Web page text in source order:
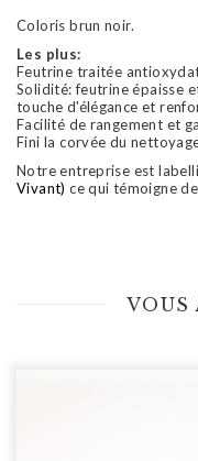
Coloris brun noir.
Les plus:
Feutrine traitée
Solidité: feutrine épaisse
touche d'élégance et
Facilité de rangement et
Fini la corvée du
Notre entreprise est
Vivant) ce qui témoigne
VOUS